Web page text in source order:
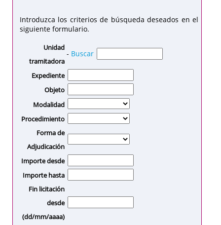
Introduzca los criterios de búsqueda deseados en el
siguiente formulario.
Unidad
tramitadora
- Buscar
Expediente
Objeto
Modalidad
Procedimiento
Forma de
Adjudicación
Importe desde
Importe hasta
Fin licitación
desde
(dd/mm/aaaa)